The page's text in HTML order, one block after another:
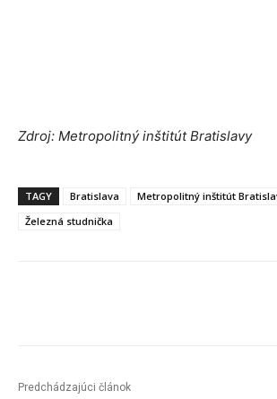
Zdroj: Metropolitný inštitút Bratislavy
TAGY Bratislava Metropolitný inštitút
Železná studnička
Predchádzajúci článok